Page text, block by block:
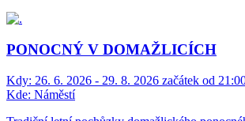
PONOCNÝ V DOMAŽLICÍCH
Kdy: 26. 6. 2026 - 29. 8. 2026 začátek od
Kde: Náměstí